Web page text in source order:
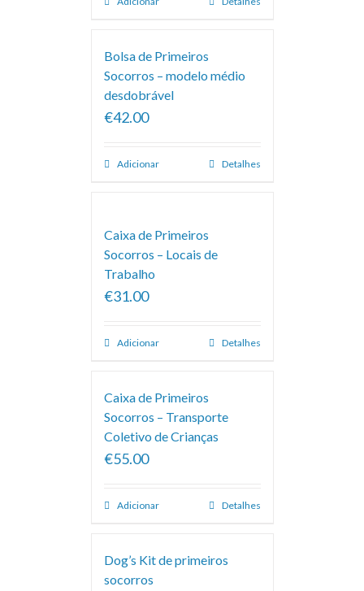
Bolsa de Primeiros
Socorros – modelo médio
desdobrável
€42.00
Adicionar Detalhes
Caixa de Primeiros
Socorros – Locais de
Trabalho
€31.00
Adicionar Detalhes
Caixa de Primeiros
Socorros – Transporte
Coletivo de Crianças
€55.00
Adicionar Detalhes
Dog’s Kit de primeiros
socorros